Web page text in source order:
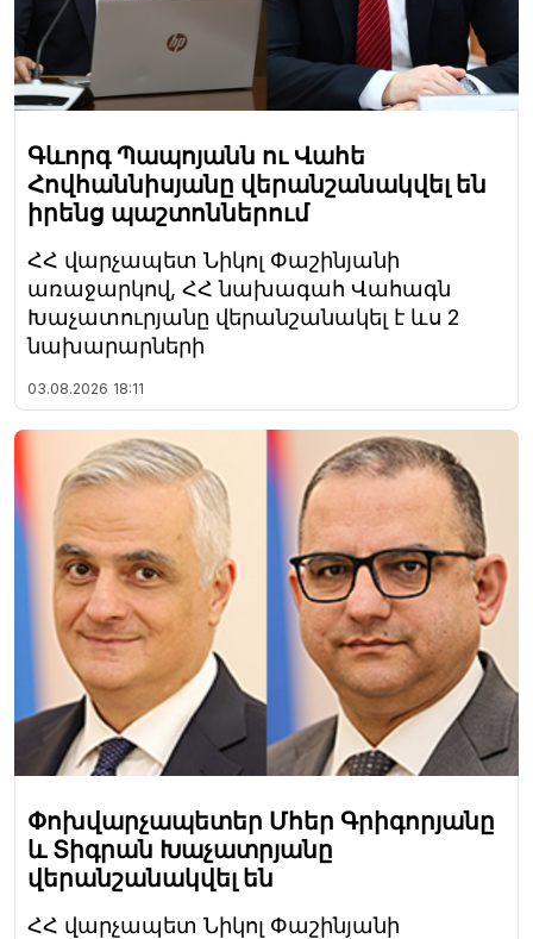
Գևորգ Պապոյանն ու Վահե
Հովհաննիսյանը վերանշանակվել են
իրենց պաշտոններում
ՀՀ վարչապետ Նիկոլ Փաշինյանի
առաջարկով, ՀՀ նախագահ Վահագն
Խաչատուրյանը վերանշանակել է ևս 2
նախարարների
03.08.2026 18:11
Փոխվարչապետեր Մհեր Գրիգորյանը
և Տիգրան Խաչատրյանը
վերանշանակվել են
ՀՀ վարչապետ Նիկոլ Փաշինյանի